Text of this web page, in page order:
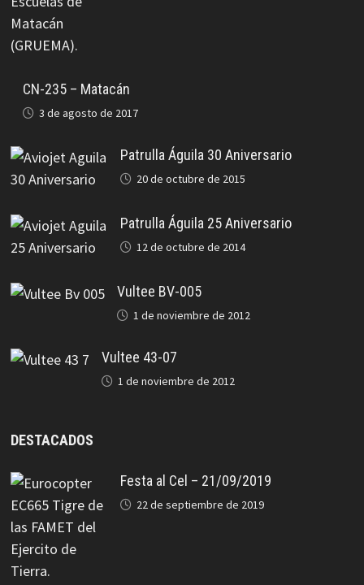
CN-235 – Matacán
3 de agosto de 2017
Patrulla Águila 30 Aniversario
20 de octubre de 2015
Patrulla Águila 25 Aniversario
12 de octubre de 2014
Vultee BV-005
1 de noviembre de 2012
Vultee 43-07
1 de noviembre de 2012
DESTACADOS
Festa al Cel – 21/09/2019
22 de septiembre de 2019